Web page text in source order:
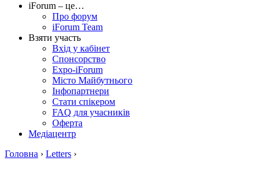
iForum – це…
Про форум
iForum Team
Взяти участь
Вхід у кабінет
Спонсорство
Expo-iForum
Місто Майбутнього
Інфопартнери
Стати спікером
FAQ для учасників
Оферта
Медіацентр
Головна › Letters ›